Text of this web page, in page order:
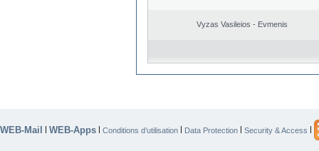
Vyzas Vasileios - Evmenis
WEB-Mail | WEB-Apps | Conditions d’utilisation | Data Protection | Security & Access |